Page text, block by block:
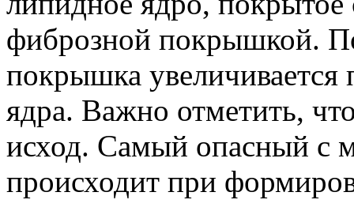
фиброзной покрышкой. По
покрышка
ядра. Важно отметить,
исход. Самый опасный с
происходит при